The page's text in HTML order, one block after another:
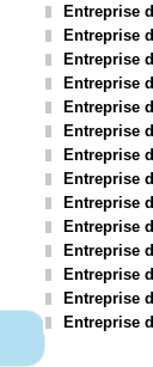
Entreprise
Entreprise
Entreprise
Entreprise
Entreprise
Entreprise
Entreprise
Entreprise
Entreprise
Entreprise
Entreprise
Entreprise
Entreprise
Entreprise